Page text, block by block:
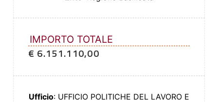
IMPORTO TOTALE
€ 6.151.110,00
Ufficio: UFFICIO POLITICHE DEL LAVORO E